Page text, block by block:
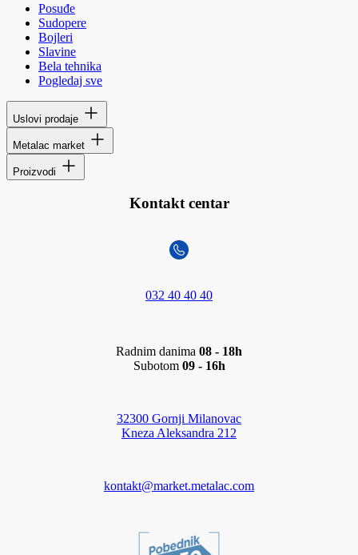
Posuđe
Sudopere
Bojleri
Slavine
Bela tehnika
Pogledaj sve
Uslovi prodaje
Metalac market
Proizvodi
Kontakt centar
032 40 40 40
Radnim danima 08 - 18h
Subotom 09 - 16h
32300 Gornji Milanovac
Kneza Aleksandra 212
kontakt@market.metalac.com